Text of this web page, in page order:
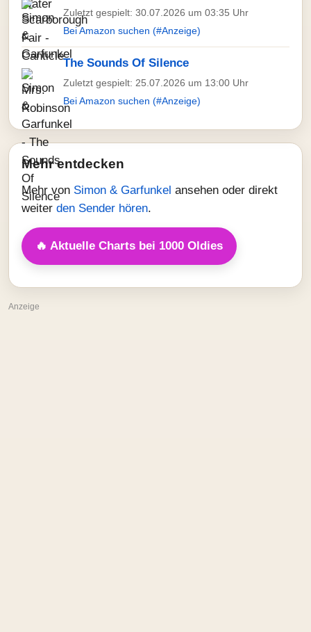
Zuletzt gespielt: 30.07.2026 um 03:35 Uhr
Bei Amazon suchen (#Anzeige)
The Sounds Of Silence
Zuletzt gespielt: 25.07.2026 um 13:00 Uhr
Bei Amazon suchen (#Anzeige)
Mehr entdecken
Mehr von Simon & Garfunkel ansehen oder direkt
weiter den Sender hören.
🔥 Aktuelle Charts bei 1000 Oldies
Anzeige